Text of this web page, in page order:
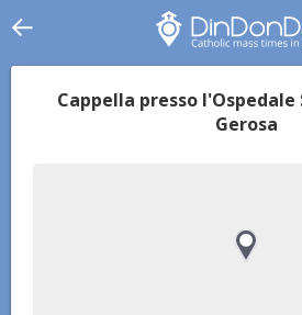
Cappella presso l'Ospedale
Gerosa